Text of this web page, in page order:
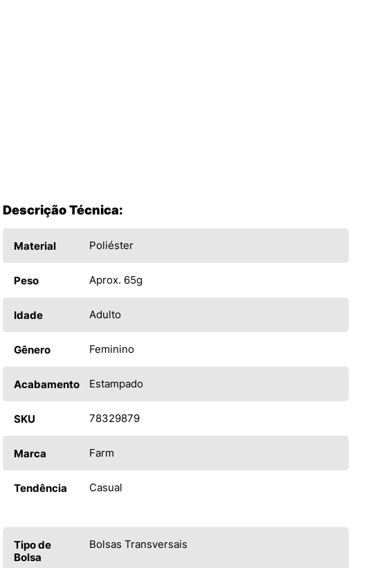
Descrição Técnica:
Material Poliéster
Peso Aprox. 65g
Idade Adulto
Gênero Feminino
Acabamento Estampado
SKU 78329879
Marca Farm
Tendência Casual
Tipo de
Bolsa
Bolsas Transversais